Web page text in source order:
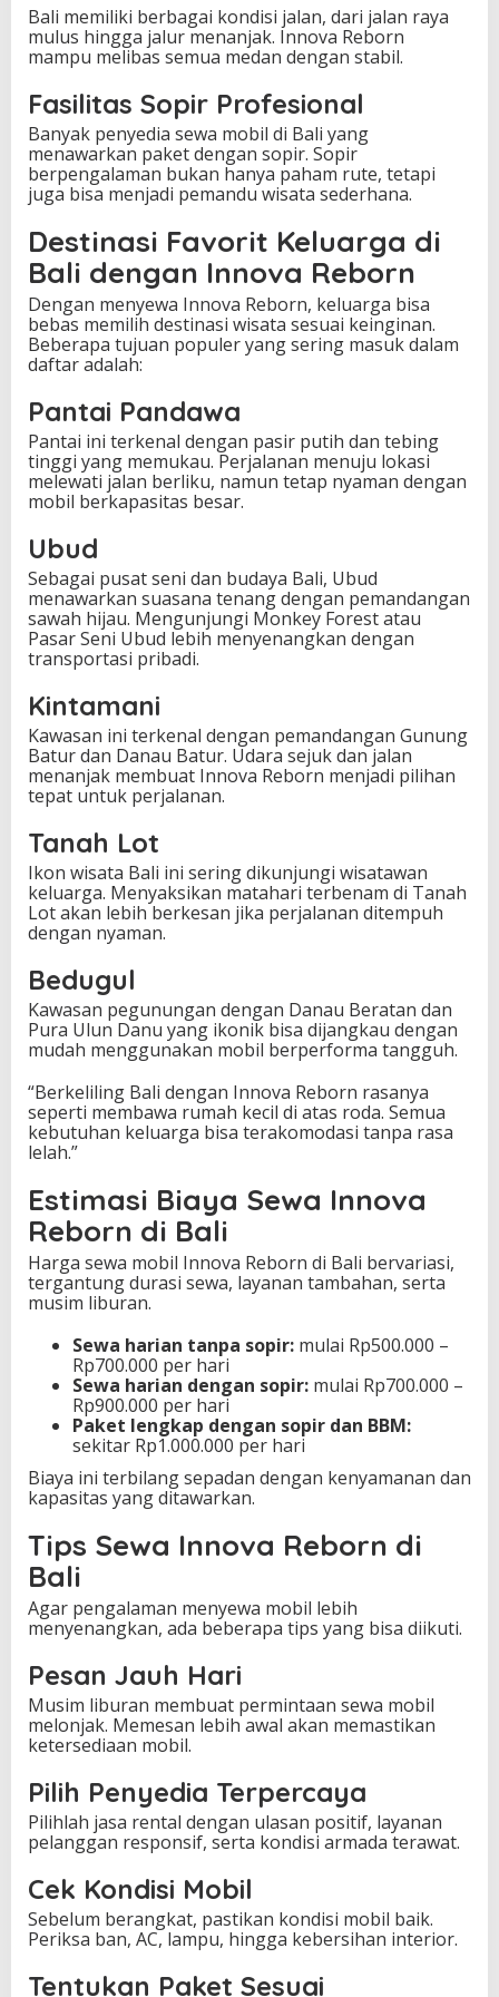
Bali memiliki berbagai kondisi jalan, dari jalan raya
mulus hingga jalur menanjak. Innova Reborn
mampu melibas semua medan dengan stabil.
Fasilitas Sopir Profesional
Banyak penyedia sewa mobil di Bali yang
menawarkan paket dengan sopir. Sopir
berpengalaman bukan hanya paham rute, tetapi
juga bisa menjadi pemandu wisata sederhana.
Destinasi Favorit Keluarga di
Bali dengan Innova Reborn
Dengan menyewa Innova Reborn, keluarga bisa
bebas memilih destinasi wisata sesuai keinginan.
Beberapa tujuan populer yang sering masuk dalam
daftar adalah:
Pantai Pandawa
Pantai ini terkenal dengan pasir putih dan tebing
tinggi yang memukau. Perjalanan menuju lokasi
melewati jalan berliku, namun tetap nyaman dengan
mobil berkapasitas besar.
Ubud
Sebagai pusat seni dan budaya Bali, Ubud
menawarkan suasana tenang dengan pemandangan
sawah hijau. Mengunjungi Monkey Forest atau
Pasar Seni Ubud lebih menyenangkan dengan
transportasi pribadi.
Kintamani
Kawasan ini terkenal dengan pemandangan Gunung
Batur dan Danau Batur. Udara sejuk dan jalan
menanjak membuat Innova Reborn menjadi pilihan
tepat untuk perjalanan.
Tanah Lot
Ikon wisata Bali ini sering dikunjungi wisatawan
keluarga. Menyaksikan matahari terbenam di Tanah
Lot akan lebih berkesan jika perjalanan ditempuh
dengan nyaman.
Bedugul
Kawasan pegunungan dengan Danau Beratan dan
Pura Ulun Danu yang ikonik bisa dijangkau dengan
mudah menggunakan mobil berperforma tangguh.
“Berkeliling Bali dengan Innova Reborn rasanya
seperti membawa rumah kecil di atas roda. Semua
kebutuhan keluarga bisa terakomodasi tanpa rasa
lelah.”
Estimasi Biaya Sewa Innova
Reborn di Bali
Harga sewa mobil Innova Reborn di Bali bervariasi,
tergantung durasi sewa, layanan tambahan, serta
musim liburan.
Sewa harian tanpa sopir: mulai Rp500.000 –
Rp700.000 per hari
Sewa harian dengan sopir: mulai Rp700.000 –
Rp900.000 per hari
Paket lengkap dengan sopir dan BBM:
sekitar Rp1.000.000 per hari
Biaya ini terbilang sepadan dengan kenyamanan dan
kapasitas yang ditawarkan.
Tips Sewa Innova Reborn di
Bali
Agar pengalaman menyewa mobil lebih
menyenangkan, ada beberapa tips yang bisa diikuti.
Pesan Jauh Hari
Musim liburan membuat permintaan sewa mobil
melonjak. Memesan lebih awal akan memastikan
ketersediaan mobil.
Pilih Penyedia Terpercaya
Pilihlah jasa rental dengan ulasan positif, layanan
pelanggan responsif, serta kondisi armada terawat.
Cek Kondisi Mobil
Sebelum berangkat, pastikan kondisi mobil baik.
Periksa ban, AC, lampu, hingga kebersihan interior.
Tentukan Paket Sesuai